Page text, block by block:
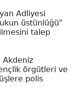
Adliyesi
üstünlüğü"
talep
Akdeniz
örgütleri ve
polis